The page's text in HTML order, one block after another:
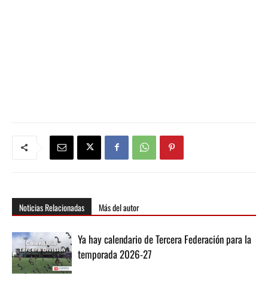
Noticias Relacionadas Más del autor
Ya hay calendario de Tercera Federación para la
temporada 2026-27